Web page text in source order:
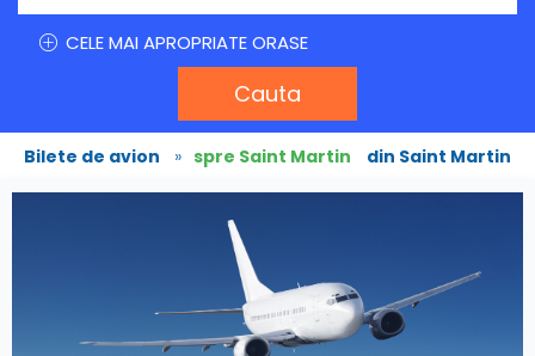
CELE MAI APROPRIATE ORASE
Cauta
Bilete de avion » spre Saint Martin din Saint Martin